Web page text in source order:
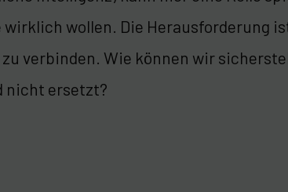
wollen. Die Herausforderung
verbinden. Wie können wir
nicht ersetzt?